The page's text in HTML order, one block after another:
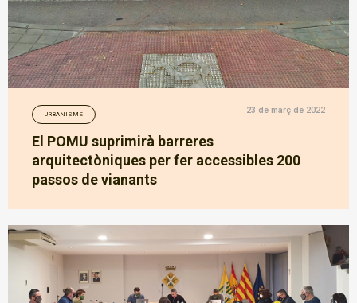
URBANISME 23 de març de 2022
El POMU suprimirà barreres
arquitectòniques per fer accessibles 200
passos de vianants